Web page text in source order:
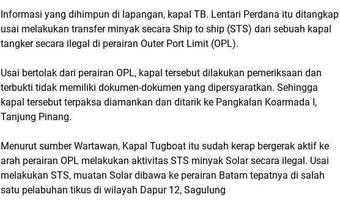
Informasi yang dihimpun di lapangan, kapal TB. Lentari Perdana itu ditangkap
usai melakukan transfer minyak secara Ship to ship (STS) dari sebuah kapal
tangker secara ilegal di perairan Outer Port Limit (OPL).
Usai bertolak dari perairan OPL, kapal tersebut dilakukan pemeriksaan dan
terbukti tidak memiliki dokumen-dokumen yang dipersyaratkan. Sehingga
kapal tersebut terpaksa diamankan dan ditarik ke Pangkalan Koarmada I,
Tanjung Pinang.
Menurut sumber Wartawan, Kapal Tugboat itu sudah kerap bergerak aktif ke
arah perairan OPL melakukan aktivitas STS minyak Solar secara ilegal. Usai
melakukan STS, muatan Solar dibawa ke perairan Batam tepatnya di salah
satu pelabuhan tikus di wilayah Dapur 12, Sagulung